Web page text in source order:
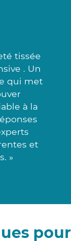
tissée
. Un
qui met
à la
et
»
pour